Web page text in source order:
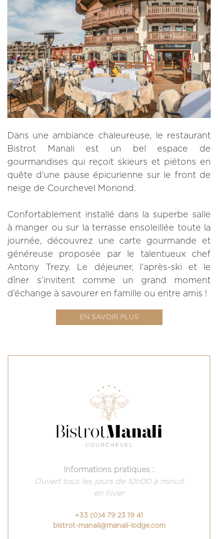
Dans une ambiance chaleureuse, le restaurant
Bistrot Manali est un bel espace de
gourmandises qui reçoit skieurs et piétons en
quête d’une pause épicurienne sur le front de
neige de Courchevel Moriond.
Confortablement installé dans la superbe salle
à manger ou sur la terrasse ensoleillée toute la
journée, découvrez une carte gourmande et
généreuse proposée par le talentueux chef
Antony Trezy. Le déjeuner, l’après-ski et le
dîner s’invitent comme un grand moment
d’échange à savourer en famille ou entre amis !
EN SAVOIR PLUS
Informations pratiques :
Ouvert tous les jours de10h00 à minuit
en hiver
+33 (0)4 79 23 19 41
bistrot-manali@manali-lodge.com